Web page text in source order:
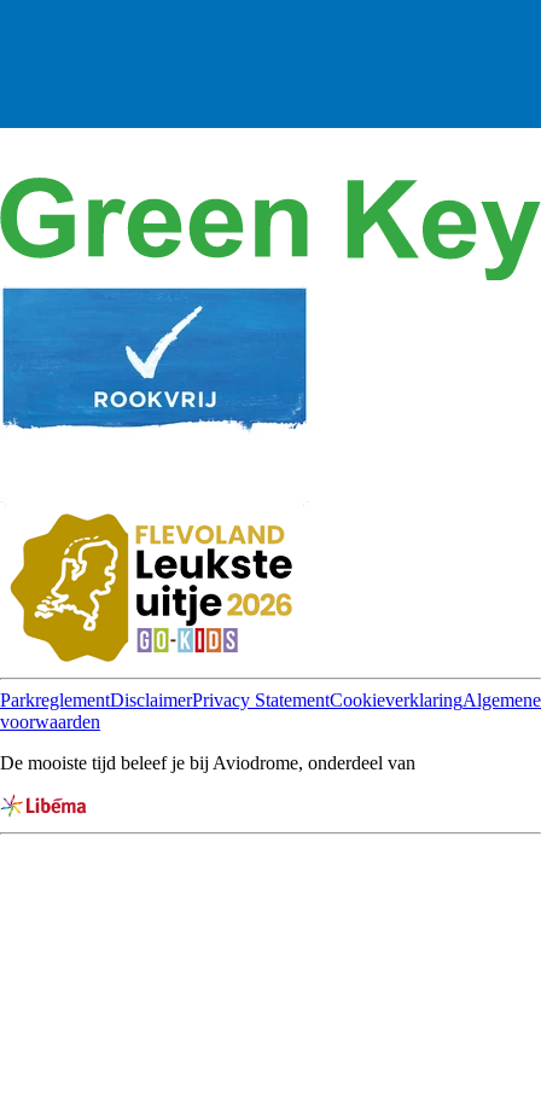
ParkreglementDisclaimerPrivacy StatementCookieverklaringAlgemene
voorwaarden
De mooiste tijd beleef je bij Aviodrome, onderdeel van